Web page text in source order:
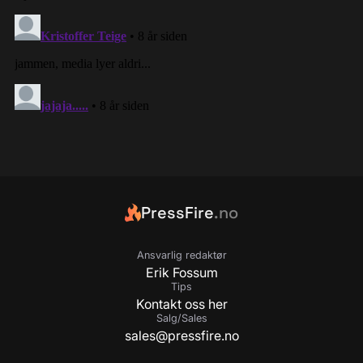
PressFire.no
Ansvarlig redaktør
Erik Fossum
Tips
Kontakt oss her
Salg/Sales
sales@pressfire.no